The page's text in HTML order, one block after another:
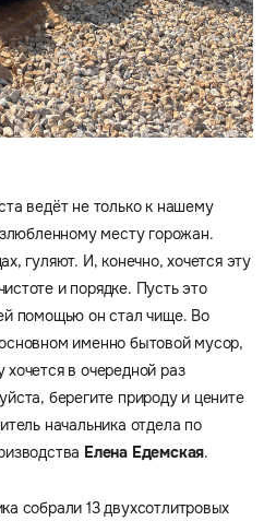
ведёт не только к нашему
месту горожан.
гуляют. И, конечно, хочется эту
и порядке. Пусть это
помощью он стал чище. Во
именно бытовой мусор,
в очередной раз
берегите природу и цените
начальника отдела по
Елена Едемская.
собрали 13 двухсотлитровых